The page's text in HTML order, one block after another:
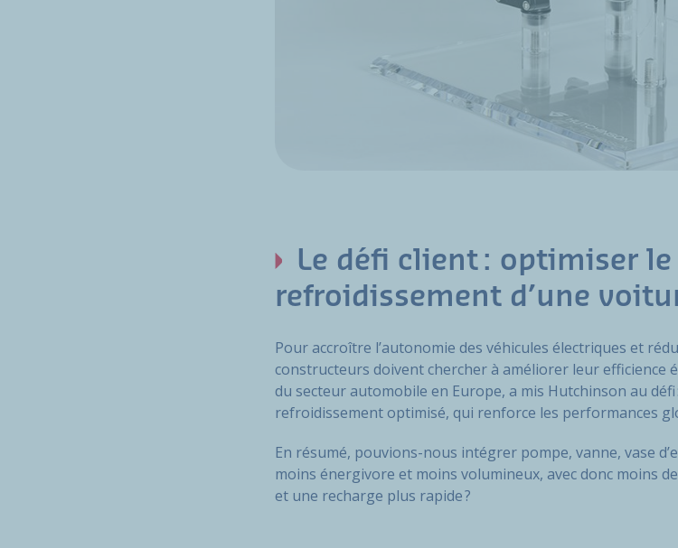
Le défi client : optimiser
refroidissement d’une
Pour accroître l’autonomie des véhicules électriques et
constructeurs doivent chercher à améliorer leur efficience
du secteur automobile en Europe, a mis Hutchinson au
refroidissement optimisé, qui renforce les performances
En résumé, pouvions-nous intégrer pompe, vanne, vase
moins énergivore et moins volumineux, avec donc moins
et une recharge plus rapide ?